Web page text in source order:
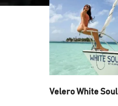
Velero White Soul